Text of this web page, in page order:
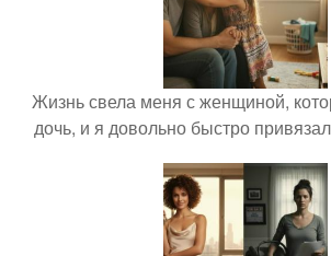
Жизнь свела меня с женщиной,
дочь, и я довольно быстро